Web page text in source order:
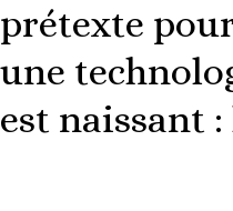
prétexte
une
est naissant